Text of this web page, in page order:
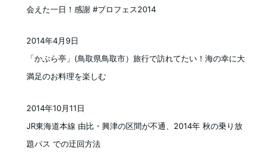
会えた一日！感謝 #ブロフェス2014
「かぶら亭」(鳥取県鳥取市）旅行で訪れてたい！海の幸に大
満足のお料理を楽しむ
2014年4月9日
JR東海道本線 由比・興津の区間が不通、2014年 秋の乗り放
題パス での迂回方法
2014年10月11日